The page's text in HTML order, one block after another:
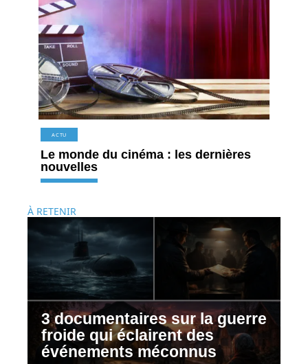
ACTU
Le monde du cinéma : les dernières
nouvelles
À RETENIR
3 documentaires sur la guerre
froide qui éclairent des
événements méconnus